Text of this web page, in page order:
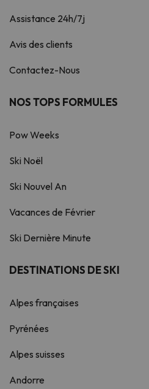
Assistance 24h/7j
Avis des clients
Contactez-Nous
NOS TOPS FORMULES
Pow Weeks
Ski Noël
Ski Nouvel An
Vacances de Février
Ski Dernière Minute
DESTINATIONS DE SKI
Alpes françaises
Pyrénées
Alpes suisses
Andorre